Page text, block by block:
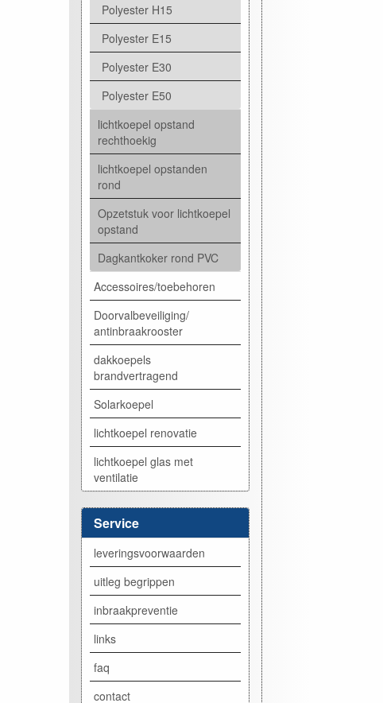
Polyester H15
Polyester E15
Polyester E30
Polyester E50
lichtkoepel opstand
rechthoekig
lichtkoepel opstanden
rond
Opzetstuk voor lichtkoepel
opstand
Dagkantkoker rond PVC
Accessoires/toebehoren
Doorvalbeveiliging/
antinbraakrooster
dakkoepels
brandvertragend
Solarkoepel
lichtkoepel renovatie
lichtkoepel glas met
ventilatie
Service
leveringsvoorwaarden
uitleg begrippen
inbraakpreventie
links
faq
contact